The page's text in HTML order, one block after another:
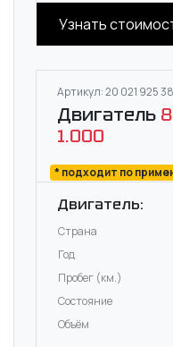
Узнать
Артикул: 20 021 925
Двигатель
1.000
* подходит по
Двигатель:
Страна
Год
Пробег (км.)
Состояние
Объём